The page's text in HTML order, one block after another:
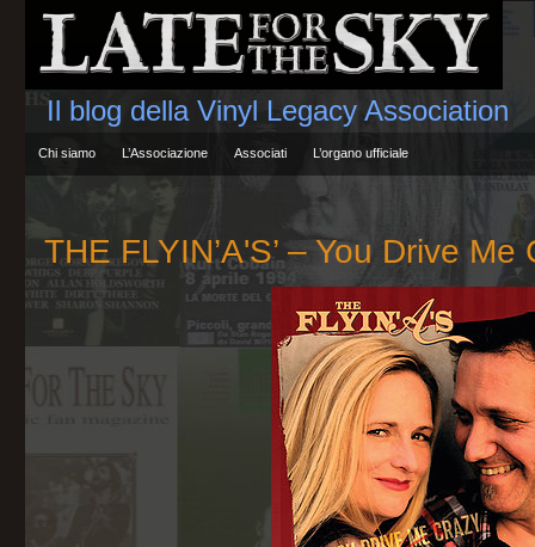
Il blog della Vinyl Legacy Association
Chi siamo L’Associazione Associati L’organo ufficiale
THE FLYIN’A'S’ – You Drive Me